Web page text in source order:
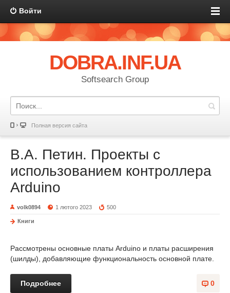
Войти
DOBRA.INF.UA
Softsearch Group
Полная версия сайта
В.А. Петин. Проекты с
использованием контроллера
Arduino
volk0894 1 лютого 2023 500
Книги
Рассмотрены основные платы Arduino и платы расширения
(шилды), добавляющие функциональность основной плате.
0
Подробнее